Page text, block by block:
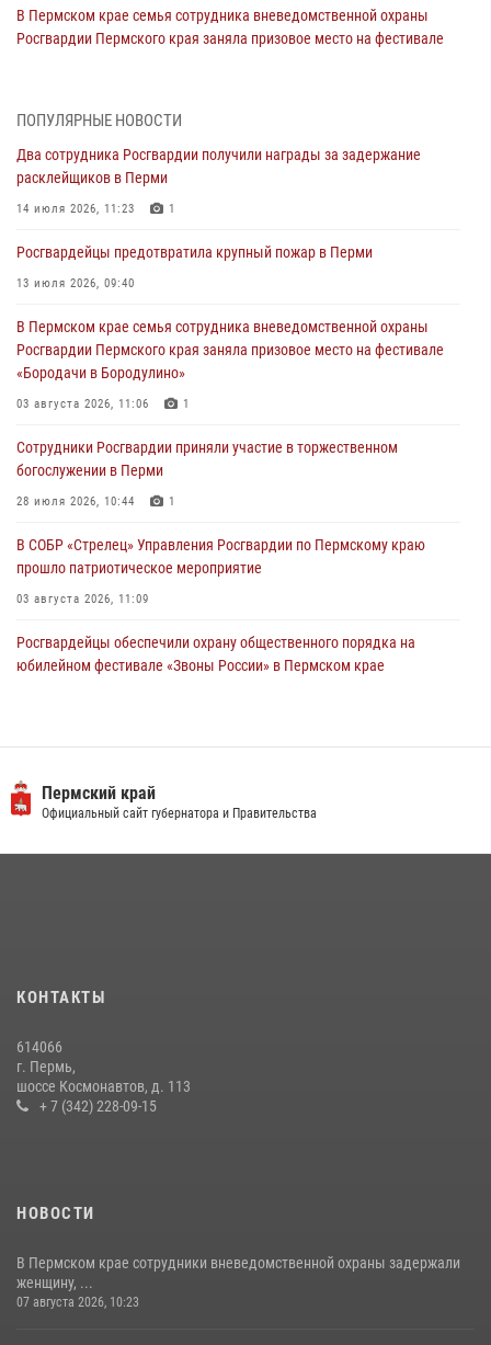
В Пермском крае семья сотрудника вневедомственной охраны
Росгвардии Пермского края заняла призовое место на фестивале
юных спортсменов
03 августа 2026, 10:59
30 июля 2026, 05:19
богослужении в Перми
28 июля 2026, 10:44
Росгвардейцы оказали силовую поддержку при задержании
28 июля 2026, 06:15
ПОПУЛЯРНЫЕ НОВОСТИ
Два сотрудника Росгвардии получили награды за задержание
расклейщиков в Перми
14 июля 2026, 11:23 1
Росгвардейцы предотвратила крупный пожар в Перми
13 июля 2026, 09:40
В Пермском крае семья сотрудника вневедомственной охраны
Росгвардии Пермского края заняла призовое место на фестивале
«Бородачи в Бородулино»
03 августа 2026, 11:06 1
Сотрудники Росгвардии приняли участие в торжественном
богослужении в Перми
28 июля 2026, 10:44 1
В СОБР «Стрелец» Управления Росгвардии по Пермскому краю
прошло патриотическое мероприятие
03 августа 2026, 11:09
Росгвардейцы обеспечили охрану общественного порядка на
юбилейном фестивале «Звоны России» в Пермском крае
ветеринарно-санитарной службы с годовщиной образования
13 июля 2026, 10:43
09 июля 2026, 06:36
30 июля 2026, 05:19
Пермский край
Официальный сайт губернатора и Правительства
КОНТАКТЫ
614066
г. Пермь,
шоссе Космонавтов, д. 113
+ 7 (342) 228-09-15
НОВОСТИ
В Пермском крае сотрудники вневедомственной охраны задержали
женщину, ...
07 августа 2026, 10:23